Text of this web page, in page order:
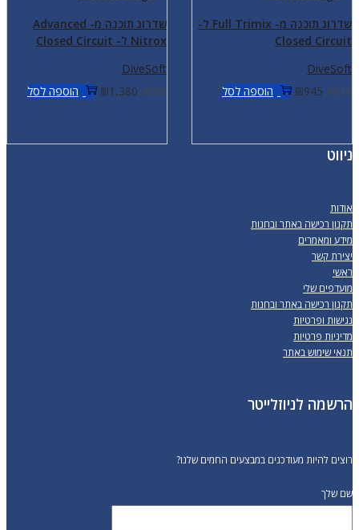
שדרוג תוכנה מ- Full Trimix ל-
Closed Circuit
DiveSoft
4010
₪945 הוספה לסל
שדרוג תוכנה מ- Advanced
Nitrox ל- Closed Circuit
DiveSoft
4009
₪1,380 הוספה לסל
ניווט
אודות
תקנון רכישה באתר ובחנות
מידע ומאמרים
יצירת קשר
ראשי
מועדפים שלי
תקנון רכישה באתר ובחנות
נגישות ופרטיות
מדיניות פרטיות
תנאי שימוש באתר
הרשמה לניוזלייטר
רוצים להיות מעודכנים במבצעים החמים שלנו?
שם שלך